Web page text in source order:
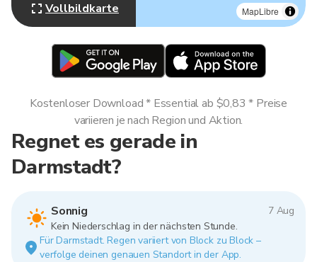
MapLibre
Vollbildkarte
Regnet es gerade in
Darmstadt?
Sonnig
7 Aug
Kein Niederschlag in der nächsten Stunde.
Für Darmstadt. Regen variiert von Block zu Block –
verfolge deinen genauen Standort in der App.
Kostenloser Download * Essential ab $0,83 * Preise
variieren je nach Region und Aktion.